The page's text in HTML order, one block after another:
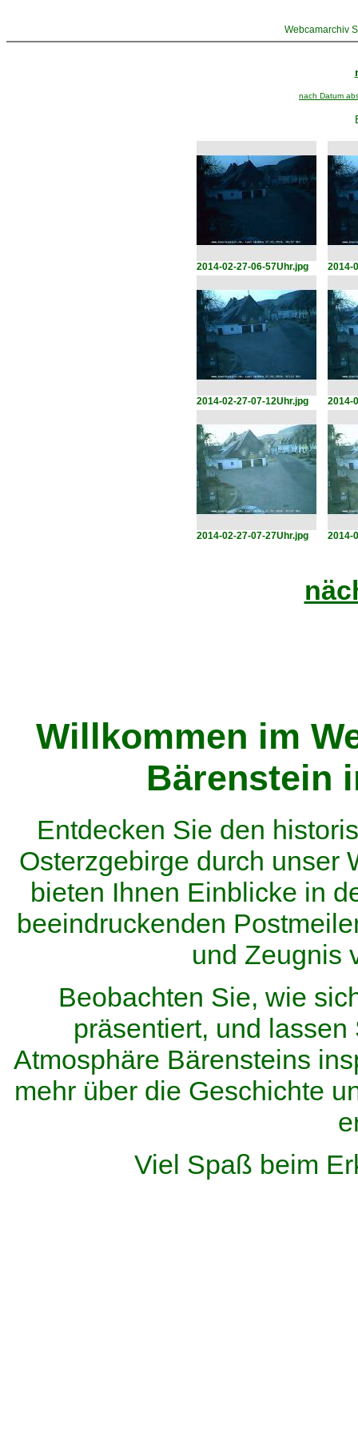
Webcamarchiv
nach Datum
2014-02-27-06-57Uhr.jpg 2014-
2014-02-27-07-12Uhr.jpg 2014-
2014-02-27-07-27Uhr.jpg 2014-
Willkommen im
Bärenstein
Entdecken Sie den
Osterzgebirge durch unser
bieten Ihnen Einblicke in
beeindruckenden
und Zeugnis
Beobachten Sie, wie
präsentiert, und
Atmosphäre Bärensteins
mehr über die Geschichte
Viel Spaß beim